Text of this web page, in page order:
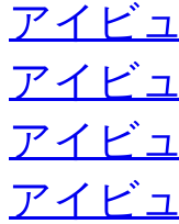
アイビ
アイビ
アイビ
アイビ